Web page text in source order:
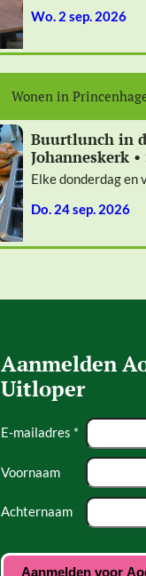
wo. 2 sep. 2026
Wonen in
Buurtlunch in
Johanneskerk •
Elke donderdag en
do. 24 sep. 2026
Aanmelden
Uitloper
E-mailadres *
Voornaam
Achternaam